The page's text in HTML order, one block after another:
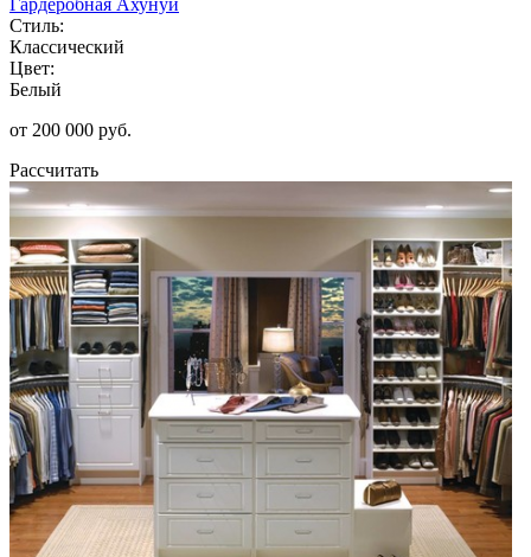
Стиль:
Классический
Цвет:
Белый
от 200 000 руб.
Рассчитать